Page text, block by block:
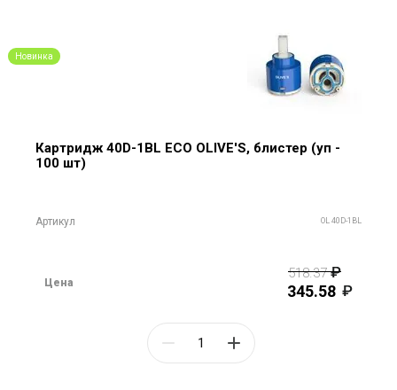
Новинка
Картридж 40D-1BL ECO OLIVE'S, блистер (уп -
100 шт)
Артикул OL 40D-1BL
Цена
518.37
345.58